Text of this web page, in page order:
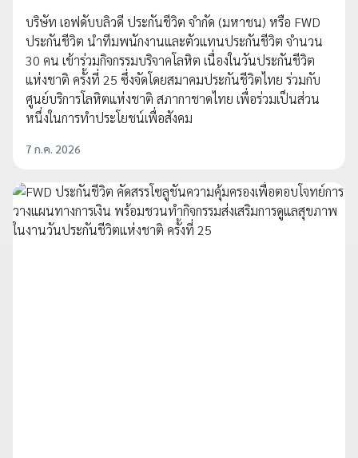
บริษัท เอฟดับบลิวดี ประกันชีวิต จำกัด (มหาชน) หรือ FWD
ประกันชีวิต นำทีมพนักงานและตัวแทนประกันชีวิต จำนวน
30 คน เข้าร่วมกิจกรรมบริจาคโลหิต เนื่องในวันประกันชีวิต
แห่งชาติ ครั้งที่ 25 ซึ่งจัดโดยสมาคมประกันชีวิตไทย ร่วมกับ
ศูนย์บริการโลหิตแห่งชาติ สภากาชาดไทย เพื่อร่วมเป็นส่วน
หนึ่งในการทำประโยชน์เพื่อสังคม
7 ก.ค. 2026